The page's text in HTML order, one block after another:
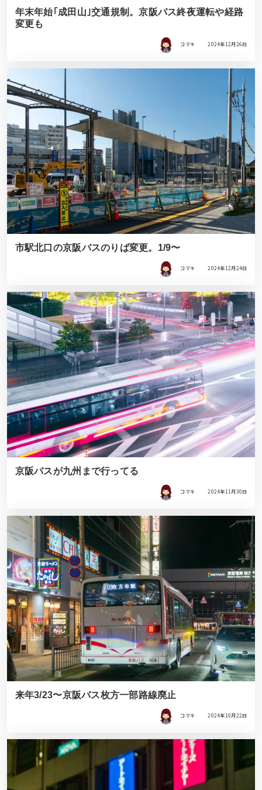
年末年始｢成田山｣交通規制。京阪バス終夜運転や経路
変更も
コマキ 2024年12月26日
市駅北口の京阪バスのりば変更。1/9〜
コマキ 2024年12月24日
京阪バスが九州まで行ってる
コマキ 2024年11月30日
来年3/23〜京阪バス枚方一部路線廃止
コマキ 2024年10月22日